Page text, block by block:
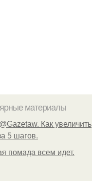
материалы
Как увеличить
5 шагов.
помада всем идет.